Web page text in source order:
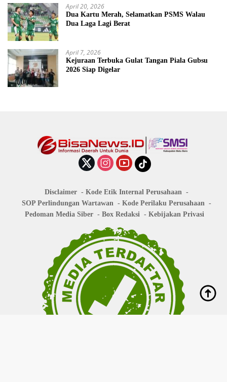
April 20, 2026
Dua Kartu Merah, Selamatkan PSMS Walau
Dua Laga Lagi Berat
April 7, 2026
Kejuraan Terbuka Gulat Tangan Piala Gubsu
2026 Siap Digelar
Disclaimer
Kode Etik Internal Perusahaan
SOP Perlindungan Wartawan
Kode Perilaku Perusahaan
Pedoman Media Siber
Box Redaksi Kebijakan Privasi